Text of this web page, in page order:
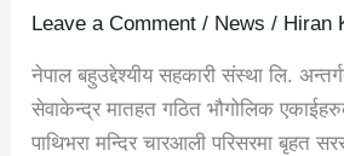
Leave a Comment / News / Hiran
नेपाल बहुउद्देश्यीय सहकारी संस्था लि.
सेवाकेन्द्र मातहत गठित भौगोलिक
पाथिभरा मन्दिर चारआली परिसरमा बृहत